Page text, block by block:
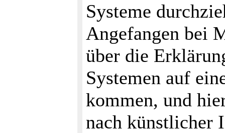
Systeme
Angefangen bei
über die
Systemen auf
kommen, und
nach künstlicher